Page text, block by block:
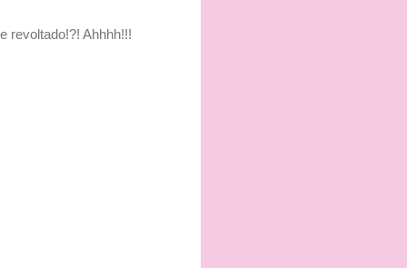
revoltado!?! Ahhhh!!!